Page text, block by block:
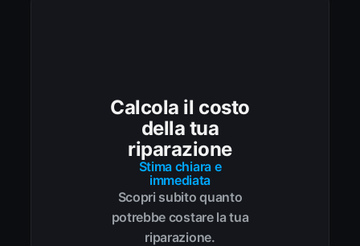
Calcola il costo
della tua
riparazione
Stima chiara e
immediata
Scopri subito quanto
potrebbe costare la tua
riparazione.